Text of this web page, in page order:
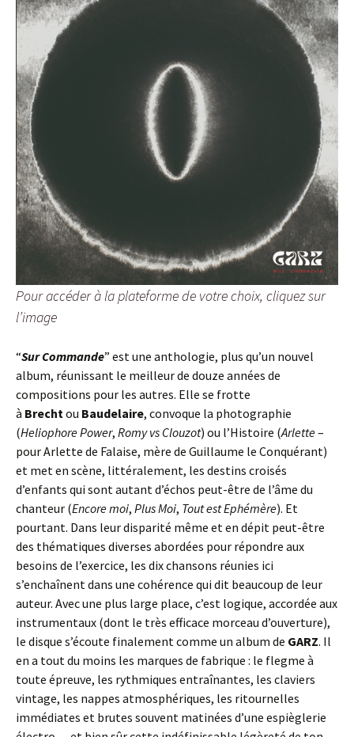
Pour accéder à la plateforme de votre choix, cliquez sur
l’image
“Sur Commande” est une anthologie, plus qu’un nouvel
album, réunissant le meilleur de douze années de
compositions pour les autres. Elle se frotte
à Brechtou Baudelaire, convoque la photographie
(Heliophore Power, Romy vs Clouzot) ou l’Histoire (Arlette–
pour Arlette de Falaise, mère de Guillaume le Conquérant)
et met en scène, littéralement, les destins croisés
d’enfants qui sont autant d’échos peut-être de l’âme du
chanteur (Encore moi, Plus Moi, Tout est Ephémère). Et
pourtant. Dans leur disparité même et en dépit peut-être
des thématiques diverses abordées pour répondre aux
besoins de l’exercice, les dix chansons réunies ici
s’enchaînent dans une cohérence qui dit beaucoup de leur
auteur. Avec une plus large place, c’est logique, accordée aux
instrumentaux (dont le très efficace morceau d’ouverture),
le disque s’écoute finalement comme un album de GARZ. Il
en a tout du moins les marques de fabrique : le flegme à
toute épreuve, les rythmiques entraînantes, les claviers
vintage, les nappes atmosphériques, les ritournelles
immédiates et brutes souvent matinées d’une espièglerie